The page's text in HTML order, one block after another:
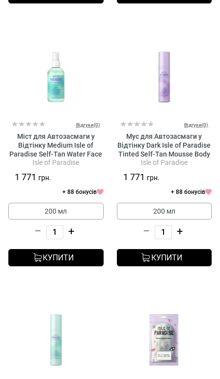
Відгуки(0)
Міст для Автозасмаги у
Відтінку Medium Isle of
Paradise Self-Tan Water Face
+ Body
Isle of Paradise
1 771 грн.
+ 88 бонусів
200 мл
– +
КУПИТИ
Відгуки(0)
Мус для Автозасмаги у
Відтінку Dark Isle of Paradise
Tinted Self-Tan Mousse Body
Isle of Paradise
1 771 грн.
+ 88 бонусів
200 мл
– +
КУПИТИ